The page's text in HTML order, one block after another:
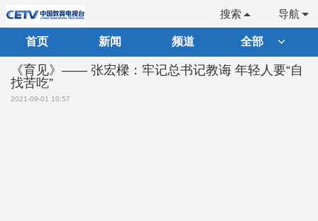
导航
搜索
首页 新闻 频道 全部
《育见》—— 张宏樑：牢记总书记教诲 年轻人要“自
找苦吃”
2021-09-01 10:57